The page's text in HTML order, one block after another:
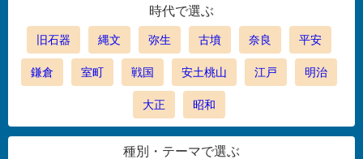
時代で選ぶ
旧石器 縄文 弥生 古墳 奈良 平安
鎌倉 室町 戦国 安土桃山 江戸 明治
大正 昭和
種別・テーマで選ぶ